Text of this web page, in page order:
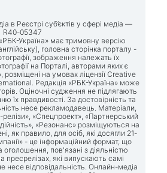
в Реєстрі суб’єктів у сфері медіа —
R40-05347
Україна» має тримовну версію
головна сторінка порталу -
зображення належать їх
на Порталі, авторами яких є
розміщені на умовах ліцензії Creative
Редакція «РБК-Україна» може
Оціночні судження не підлягають
їх правдивості. За достовірність та
несе рекламодавець. Матеріали,
«Спецпроект», «Партнерський
«Резонанс» розміщуються на
як правило, для осіб, які досягли 21-
- це інформаційний формат, що
оголошення, пов'язані з діяльністю
пресрелізах, які випускають самі
несе відповідальність. Онлайн-медіа